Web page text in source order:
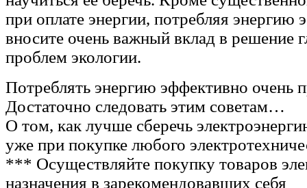
при оплате энергии, потребляя
вносите очень важный вклад в решение
проблем экологии.
Потреблять энергию эффективно очень
Достаточно следовать этим советам…
О том, как лучше сберечь
уже при покупке любого
*** Осуществляйте покупку товаров
назначения в зарекомендовавших себя